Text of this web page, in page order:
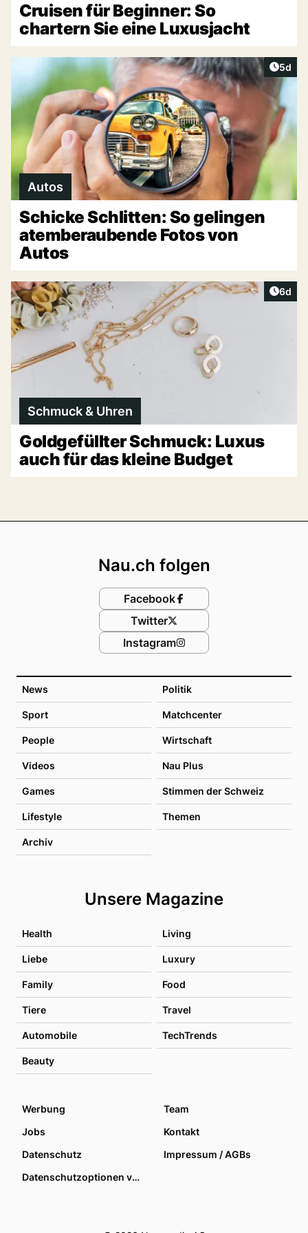
Cruisen für Beginner: So
chartern Sie eine Luxusjacht
5d
Autos
Schicke Schlitten: So gelingen
atemberaubende Fotos von
Autos
6d
Schmuck & Uhren
Goldgefüllter Schmuck: Luxus
auch für das kleine Budget
News Politik
Sport Matchcenter
People Wirtschaft
Videos Nau Plus
Games Stimmen der Schweiz
Lifestyle Themen
Archiv
Unsere Magazine
Health Living
Liebe Luxury
Family Food
Tiere Travel
Automobile TechTrends
Beauty
Nau.ch folgen
Facebook
Twitter
Instagram
Werbung
Team
Jobs
Kontakt
Datenschutz
Impressum / AGBs
Datenschutzoptionen verwalten